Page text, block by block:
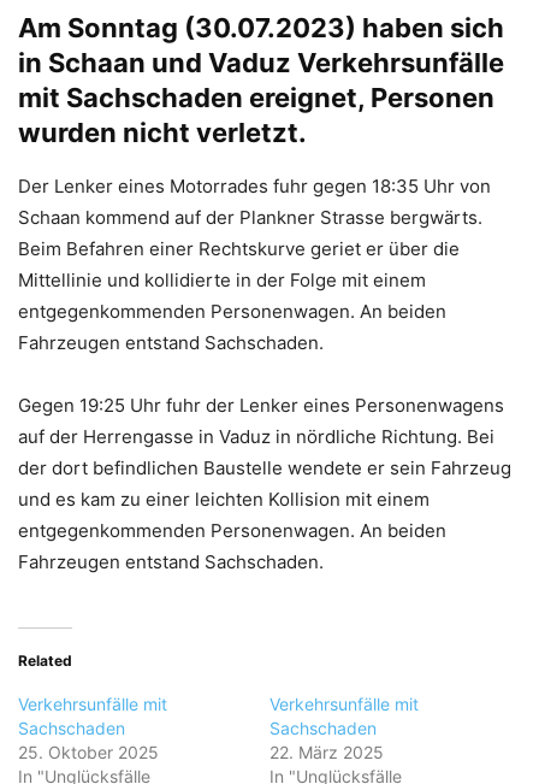
Am Sonntag (30.07.2023) haben sich
in Schaan und Vaduz Verkehrsunfälle
mit Sachschaden ereignet, Personen
wurden nicht verletzt.
Der Lenker eines Motorrades fuhr gegen 18:35 Uhr von
Schaan kommend auf der Plankner Strasse bergwärts.
Beim Befahren einer Rechtskurve geriet er über die
Mittellinie und kollidierte in der Folge mit einem
entgegenkommenden Personenwagen. An beiden
Fahrzeugen entstand Sachschaden.
Gegen 19:25 Uhr fuhr der Lenker eines Personenwagens
auf der Herrengasse in Vaduz in nördliche Richtung. Bei
der dort befindlichen Baustelle wendete er sein Fahrzeug
und es kam zu einer leichten Kollision mit einem
entgegenkommenden Personenwagen. An beiden
Fahrzeugen entstand Sachschaden.
Related
Verkehrsunfälle mit
Sachschaden
25. Oktober 2025
In "Unglücksfälle
Verkehrsunfälle mit
Sachschaden
22. März 2025
In "Unglücksfälle